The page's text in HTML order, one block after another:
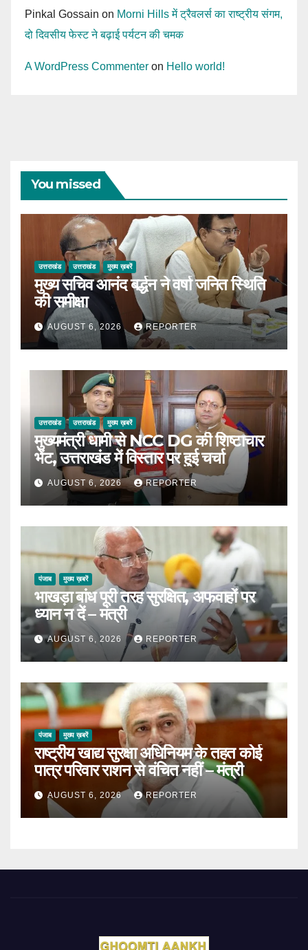
Pinkal Gossain on Morni Hills में ट्रैवलर्स का राष्ट्रीय संगम,
दो दिवसीय फेस्ट ने बढ़ाई पर्यटन की चमक
A WordPress Commenter on Hello world!
You missed
उत्तराखंड उत्तराखंड मुख्य ख़बरें
मुख्य सचिव आनंद बर्द्धन ने वर्षा जनित स्थिति
की समीक्षा
AUGUST 6, 2026 REPORTER
उत्तराखंड उत्तराखंड मुख्य ख़बरें
मुख्यमंत्री धामी से NCC DG की शिष्टाचार
भेंट, उत्तराखंड में विस्तार पर हुई चर्चा
AUGUST 6, 2026 REPORTER
पंजाब मुख्य ख़बरें
भाखड़ा बांध पूरी तरह सुरक्षित, अफवाहों पर
ध्यान न दें – मंत्री
AUGUST 6, 2026 REPORTER
पंजाब मुख्य ख़बरें
राष्ट्रीय खाद्य सुरक्षा अधिनियम के तहत कोई
पात्र परिवार राशन से वंचित नहीं – मंत्री
AUGUST 6, 2026 REPORTER